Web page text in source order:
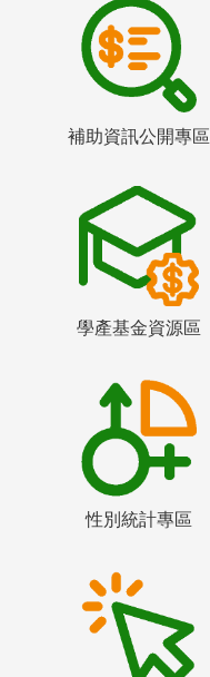
補助資訊公開專區
學產基金資源區
性別統計專區